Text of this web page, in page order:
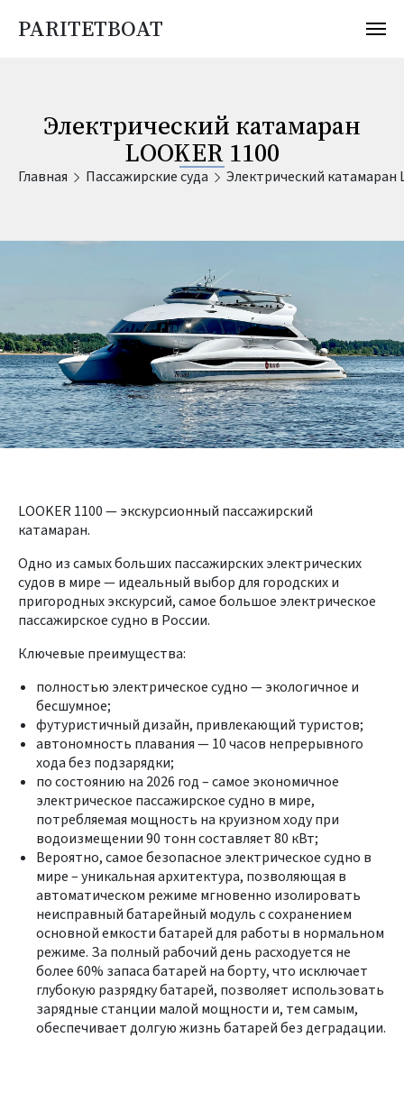
PARITETBOAT
Электрический катамаран
LOOKER 1100
Главная Пассажирские суда Электрический катамаран
LOOKER 1100 — экскурсионный пассажирский
катамаран.
Одно из самых больших пассажирских электрических
судов в мире — идеальный выбор для городских и
пригородных экскурсий, самое большое электрическое
пассажирское судно в России.
Ключевые преимущества:
полностью электрическое судно — экологичное и
бесшумное;
футуристичный дизайн, привлекающий туристов;
автономность плавания — 10 часов непрерывного
хода без подзарядки;
по состоянию на 2026 год – самое экономичное
электрическое пассажирское судно в мире,
потребляемая мощность на круизном ходу при
водоизмещении 90 тонн составляет 80 кВт;
Вероятно, самое безопасное электрическое судно в
мире – уникальная архитектура, позволяющая в
автоматическом режиме мгновенно изолировать
неисправный батарейный модуль с сохранением
основной емкости батарей для работы в нормальном
режиме. За полный рабочий день расходуется не
более 60% запаса батарей на борту, что исключает
глубокую разрядку батарей, позволяет использовать
зарядные станции малой мощности и, тем самым,
обеспечивает долгую жизнь батарей без деградации.